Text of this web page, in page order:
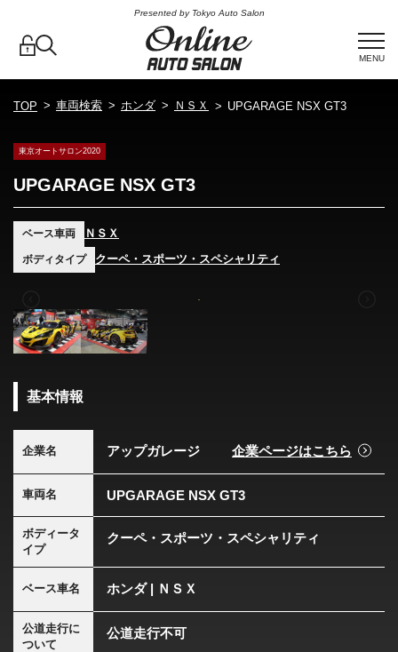
Presented by Tokyo Auto Salon
MENU
TOP 車両検索 ホンダ ＮＳＸ UPGARAGE NSX GT3
東京オートサロン2020
UPGARAGE NSX GT3
ベース車両 ＮＳＸ
ボディタイプ クーペ・スポーツ・スペシャリティ
基本情報
企業名 アップガレージ 企業ページはこちら
車両名 UPGARAGE NSX GT3
ボディータ
イプ
クーペ・スポーツ・スペシャリティ
ベース車名 ホンダ | ＮＳＸ
公道走行に
ついて
公道走行不可